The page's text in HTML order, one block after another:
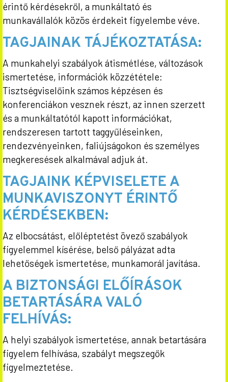
érintő kérdésekről, a munkáltató és
munkavállalók közös érdekeit figyelembe véve.
TAGJAINAK TÁJÉKOZTATÁSA:
A munkahelyi szabályok átismétlése, változások
ismertetése, információk közzététele:
Tisztségviselőink számos képzésen és
konferenciákon vesznek részt, az innen szerzett
és a munkáltatótól kapott információkat,
rendszeresen tartott taggyűléseinken,
rendezvényeinken, faliújságokon és személyes
megkeresések alkalmával adjuk át.
TAGJAINK KÉPVISELETE A
MUNKAVISZONYT ÉRINTŐ
KÉRDÉSEKBEN:
Az elbocsátást, előléptetést övező szabályok
figyelemmel kísérése, belső pályázat adta
lehetőségek ismertetése, munkamorál javítása.
A BIZTONSÁGI ELŐÍRÁSOK
BETARTÁSÁRA VALÓ
FELHÍVÁS:
A helyi szabályok ismertetése, annak betartására
figyelem felhívása, szabályt megszegők
figyelmeztetése.